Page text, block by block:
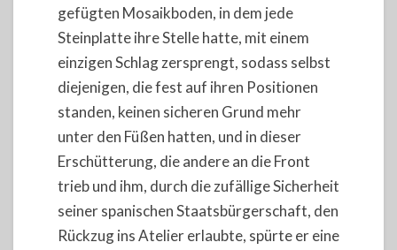
gefügten Mosaikboden, in dem jede
Steinplatte ihre Stelle hatte, mit einem
einzigen Schlag zersprengt, sodass selbst
diejenigen, die fest auf ihren Positionen
standen, keinen sicheren Grund mehr
unter den Füßen hatten, und in dieser
Erschütterung, die andere an die Front
trieb und ihm, durch die zufällige Sicherheit
seiner spanischen Staatsbürgerschaft, den
Rückzug ins Atelier erlaubte, spürte er eine